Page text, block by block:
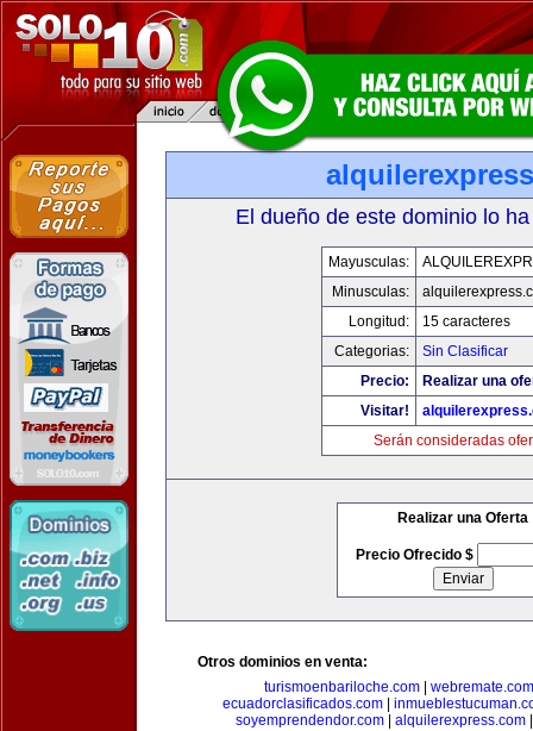
El dueño de este dominio lo
Mayusculas:
Minusculas:
Longitud:
15 caracteres
Categorias:
Sin Clasificar
Precio:
Realizar una
Visitar!
Serán consideradas
Realizar una Oferta
Precio Ofrecido $
Otros dominios en venta:
turismoenbariloche.com| webremate.com
ecuadorclasificados.com
soyemprendendor.com| alquilerexpress.com